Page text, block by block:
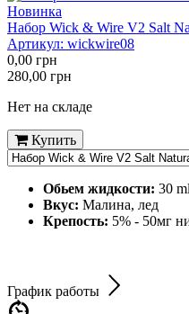
Новинка
Набор Wick & Wire V2 Salt
Артикул: wickwire08
0,00 грн
280,00 грн
Нет на складе
Купить
Обьем жидкости: 30 ml
Вкус: Малина, лед
Крепость: 5% - 50мг
График работы